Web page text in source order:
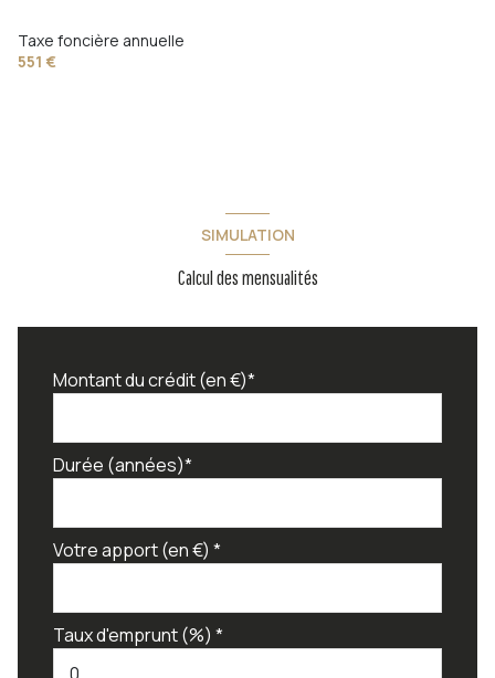
Taxe foncière annuelle
551 €
SIMULATION
Calcul des mensualités
Montant du crédit (en €)*
Durée (années)*
Votre apport (en €) *
Taux d'emprunt (%) *